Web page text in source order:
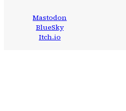
Mastodon
BlueSky
Itch.io